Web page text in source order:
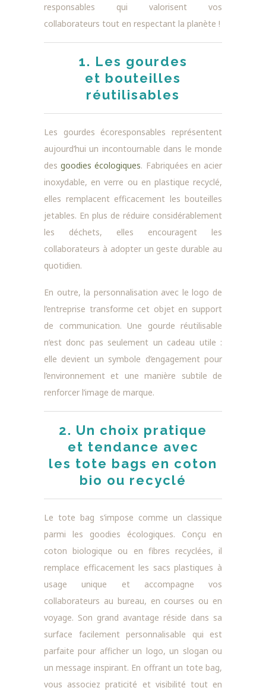
responsables qui valorisent vos
collaborateurs tout en respectant la planète !
1. Les gourdes
et bouteilles
réutilisables
Les gourdes écoresponsables représentent
aujourd’hui un incontournable dans le monde
desgoodies écologiques. Fabriquées en acier
inoxydable, en verre ou en plastique recyclé,
elles remplacent efficacement les bouteilles
jetables. En plus de réduire considérablement
les déchets, elles encouragent les
collaborateurs à adopter un geste durable au
quotidien.
En outre, la personnalisation avec le logo de
l’entreprise transforme cet objet en support
de communication. Une gourde réutilisable
n’est donc pas seulement un cadeau utile :
elle devient un symbole d’engagement pour
l’environnement et une manière subtile de
renforcer l’image de marque.
2. Un choix pratique
et tendance avec
les tote bags en coton
bio ou recyclé
Le tote bag s’impose comme un classique
parmi les goodies écologiques. Conçu en
coton biologique ou en fibres recyclées, il
remplace efficacement les sacs plastiques à
usage unique et accompagne vos
collaborateurs au bureau, en courses ou en
voyage. Son grand avantage réside dans sa
surface facilement personnalisable qui est
parfaite pour afficher un logo, un slogan ou
un message inspirant. En offrant un tote bag,
vous associez praticité et visibilité tout en